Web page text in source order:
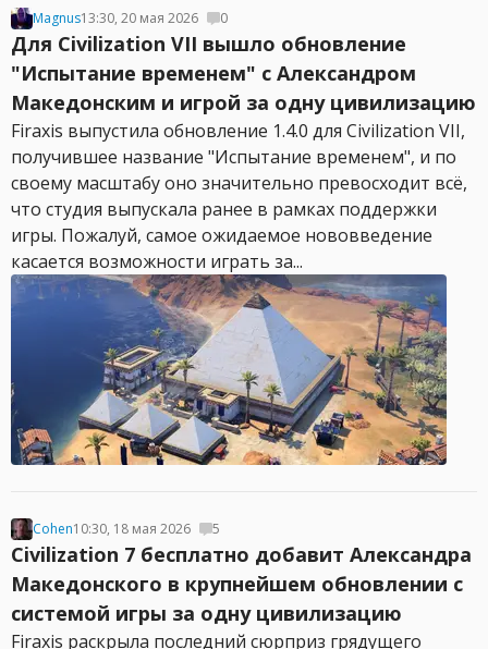
Magnus13:30, 20 мая 2026 0
Для Civilization VII вышло обновление
"Испытание временем" c Александром
Македонским и игрой за одну цивилизацию
Firaxis выпустила обновление 1.4.0 для Civilization VII,
получившее название "Испытание временем", и по
своему масштабу оно значительно превосходит всё,
что студия выпускала ранее в рамках поддержки
игры. Пожалуй, самое ожидаемое нововведение
касается возможности играть за...
Cohen10:30, 18 мая 2026 5
Civilization 7 бесплатно добавит Александра
Македонского в крупнейшем обновлении с
системой игры за одну цивилизацию
Firaxis раскрыла последний сюрприз грядущего